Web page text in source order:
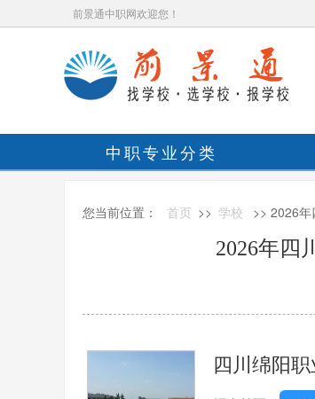
前景通中职网欢迎您！
中职专业分类
您当前位置： 首页 >> 学校 >> 2026
2026年四
四川绵阳